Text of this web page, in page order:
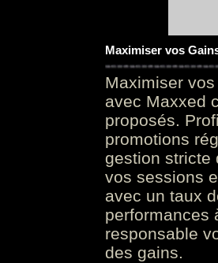
Maximiser vos
Maximiser
avec Maxxed
proposés.
promotions
gestion stricte
vos sessions
avec un taux
performances
responsable
des gains.